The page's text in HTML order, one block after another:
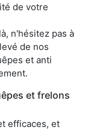
de votre
n'hésitez pas à
de nos
et anti
et frelons
efficaces, et